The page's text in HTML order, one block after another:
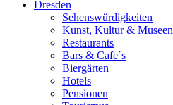
Dresden
Sehenswürdigkeiten
Kunst, Kultur & Museen
Restaurants
Bars & Cafe´s
Biergärten
Hotels
Pensionen